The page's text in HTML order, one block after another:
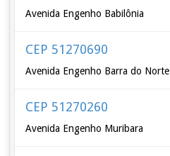
Avenida Engenho Babilônia
CEP 51270690
Avenida Engenho Barra do Norte
CEP 51270260
Avenida Engenho Muribara